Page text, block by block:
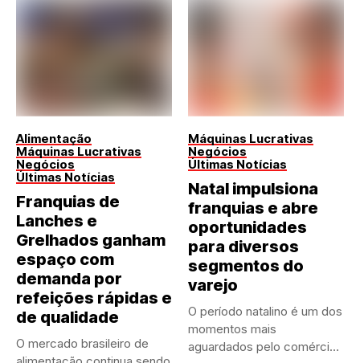
Alimentação
Máquinas Lucrativas
Negócios
Últimas Notícias
Franquias de
Lanches e
Grelhados ganham
espaço com
demanda por
refeições rápidas e
de qualidade
O mercado brasileiro de
Máquinas Lucrativas
Negócios
Últimas Notícias
Natal impulsiona
franquias e abre
oportunidades
para diversos
segmentos do
varejo
O período natalino é um dos
momentos mais
aguardados pelo comércio